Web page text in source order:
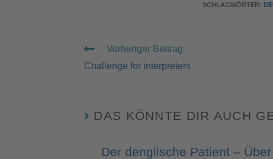
SCHLAGWÖRTER:
Vorheriger Beitrag
Challenge for interpreters
DAS KÖNNTE DIR AUCH
Der denglische Patient – Über